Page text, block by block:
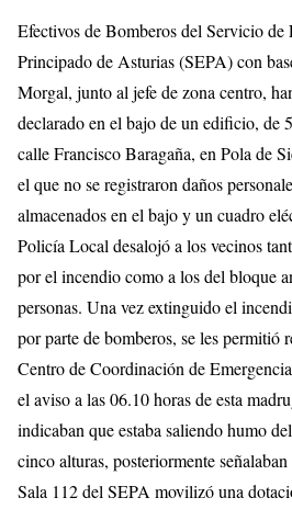
Efectivos de Bomberos del Servicio de
Principado de Asturias (SEPA) con
Morgal, junto al jefe de zona centro,
declarado en el bajo de un edificio, de
calle Francisco Baragaña, en Pola de
el que no se registraron daños
almacenados en el bajo y un cuadro
Policía Local desalojó a los vecinos
por el incendio como a los del bloque
personas. Una vez extinguido el
por parte de bomberos, se les permitió
Centro de Coordinación de
el aviso a las 06.10 horas de esta
indicaban que estaba saliendo humo
cinco alturas, posteriormente
Sala 112 del SEPA movilizó una